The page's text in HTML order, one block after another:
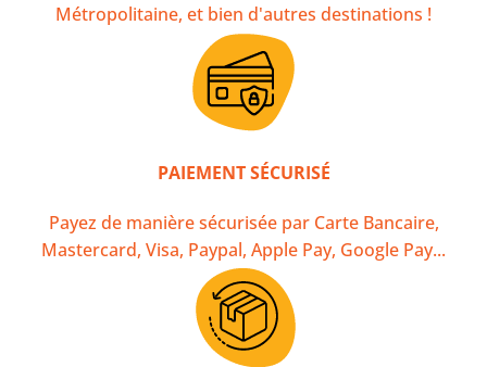
Métropolitaine, et bien d'autres destinations !
PAIEMENT SÉCURISÉ
Payez de manière sécurisée par Carte Bancaire,
Mastercard, Visa, Paypal, Apple Pay, Google Pay...